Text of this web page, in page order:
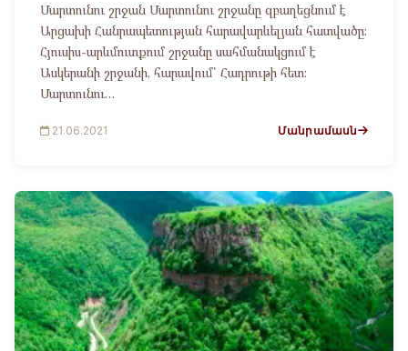
Մարտունու շրջան Մարտունու շրջանը զբաղեցնում է
Արցախի Հանրապետության հարավարևելյան հատվածը։
Հյուսիս-արևմուտքում շրջանը սահմանակցում է
Ասկերանի շրջանի, հարավում՝ Հադրութի հետ։
Մարտունու…
21.06.2021 Մանրամասն